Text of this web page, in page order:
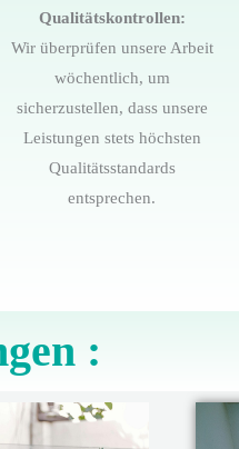
Qualitätskontrollen:
Wir überprüfen unsere Arbeit
wöchentlich, um
sicherzustellen, dass unsere
Leistungen stets höchsten
Qualitätsstandards
entsprechen.
: